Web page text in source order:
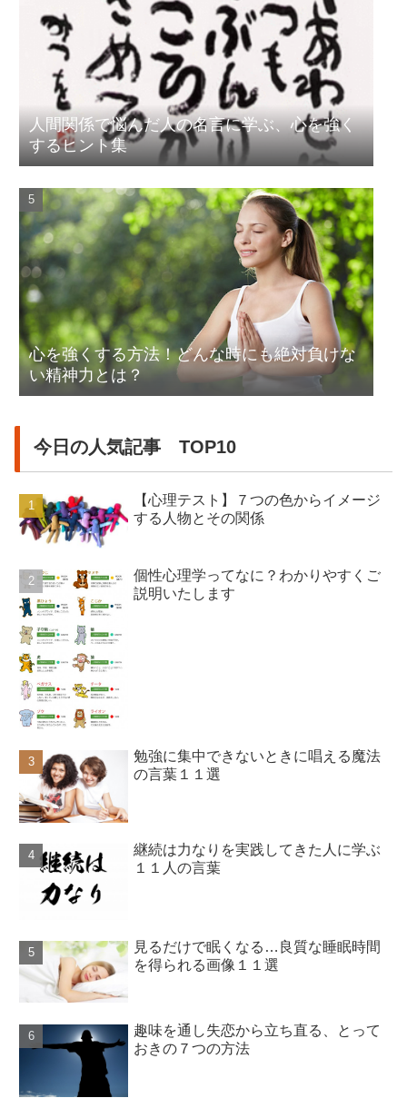
人間関係で悩んだ人の名言に学ぶ、心を強く
するヒント集
心を強くする方法！どんな時にも絶対負けな
い精神力とは？
今日の人気記事 TOP10
【心理テスト】７つの色からイメージ
する人物とその関係
個性心理学ってなに？わかりやすくご
説明いたします
勉強に集中できないときに唱える魔法
の言葉１１選
継続は力なりを実践してきた人に学ぶ
１１人の言葉
見るだけで眠くなる…良質な睡眠時間
を得られる画像１１選
趣味を通し失恋から立ち直る、とって
おきの７つの方法